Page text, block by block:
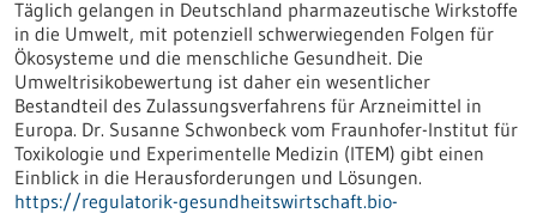
Täglich gelangen in Deutschland pharmazeutische Wirkstoffe
in die Umwelt, mit potenziell schwerwiegenden Folgen für
Ökosysteme und die menschliche Gesundheit. Die
Umweltrisikobewertung ist daher ein wesentlicher
Bestandteil des Zulassungsverfahrens für Arzneimittel in
Europa. Dr. Susanne Schwonbeck vom Fraunhofer-Institut für
Toxikologie und Experimentelle Medizin (ITEM) gibt einen
Einblick in die Herausforderungen und Lösungen.
https://regulatorik-gesundheitswirtschaft.bio-